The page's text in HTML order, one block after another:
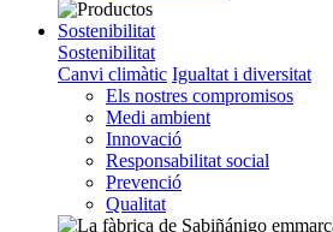
Sostenibilitat
Sostenibilitat
Canvi climàtic Igualtat i diversitat
Els nostres compromisos
Medi ambient
Innovació
Responsabilitat social
Prevenció
Qualitat